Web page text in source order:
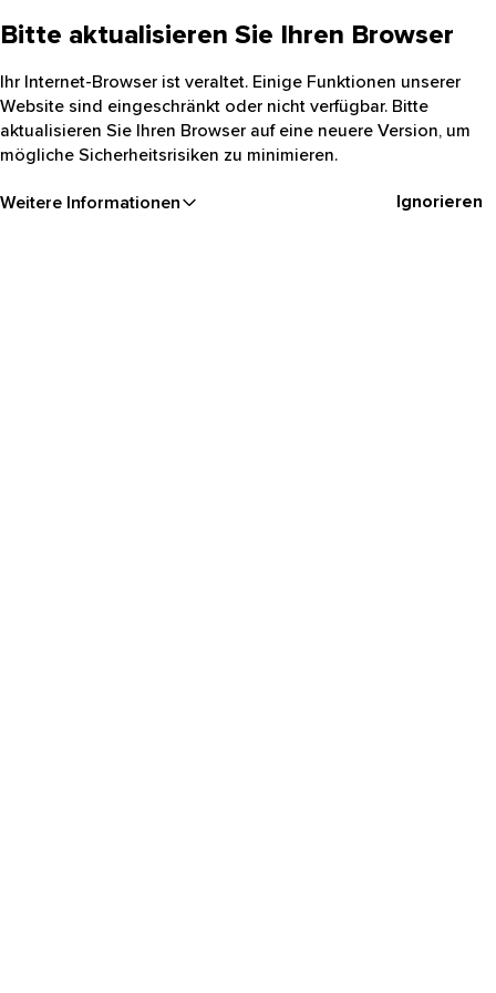
Bitte aktualisieren Sie Ihren Browser
Ihr Internet-Browser ist veraltet. Einige Funktionen unserer
Website sind eingeschränkt oder nicht verfügbar. Bitte
aktualisieren Sie Ihren Browser auf eine neuere Version, um
mögliche Sicherheitsrisiken zu minimieren.
Weitere Informationen Ignorieren